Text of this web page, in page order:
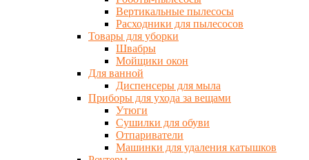
Вертикальные пылесосы
Расходники для пылесосов
Товары для уборки
Швабры
Мойщики окон
Для ванной
Диспенсеры для мыла
Приборы для ухода за вещами
Утюги
Сушилки для обуви
Отпариватели
Машинки для удаления катышков